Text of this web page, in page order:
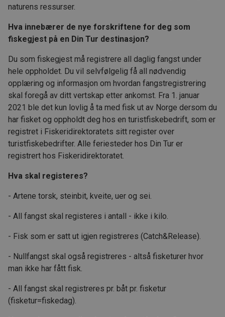
naturens ressurser.
Hva innebærer de nye forskriftene for deg som
fiskegjest på en Din Tur destinasjon?
Du som fiskegjest må registrere all daglig fangst under
hele oppholdet. Du vil selvfølgelig få all nødvendig
opplæring og informasjon om hvordan fangstregistrering
skal foregå av ditt vertskap etter ankomst. Fra 1. januar
2021 ble det kun lovlig å ta med fisk ut av Norge dersom du
har fisket og oppholdt deg hos en turistfiskebedrift, som er
registret i Fiskeridirektoratets sitt register over
turistfiskebedrifter. Alle feriesteder hos Din Tur er
registrert hos Fiskeridirektoratet.
Hva skal registeres?
- Artene torsk, steinbit, kveite, uer og sei.
- All fangst skal registeres i antall - ikke i kilo.
- Fisk som er satt ut igjen registreres (Catch&Release).
- Nullfangst skal også registreres - altså fisketurer hvor
man ikke har fått fisk.
- All fangst skal registreres pr. båt pr. fisketur
(fisketur=fiskedag).